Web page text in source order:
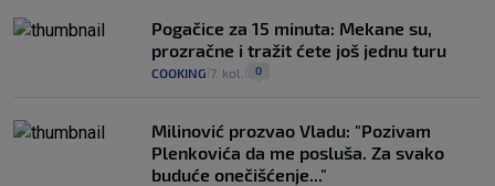
Pogačice za 15 minuta: Mekane su,
prozračne i tražit ćete još jednu turu
COOKING 7. kol. 0
Milinović prozvao Vladu: "Pozivam
Plenkovića da me posluša. Za svako
buduće onečišćenje..."